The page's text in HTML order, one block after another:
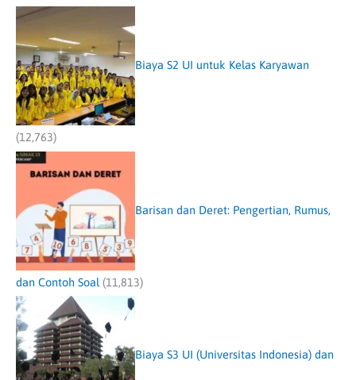
Biaya S2 UI untuk Kelas Karyawan
(12,763)
Barisan dan Deret: Pengertian, Rumus,
dan Contoh Soal (11,813)
Biaya S3 UI (Universitas Indonesia) dan